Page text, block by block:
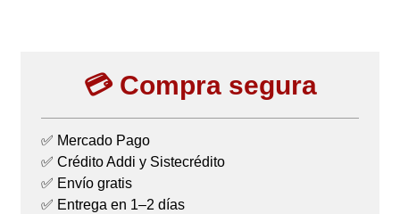
💳 Compra segura
✅ Mercado Pago
✅ Crédito Addi y Sistecrédito
✅ Envío gratis
✅ Entrega en 1–2 días